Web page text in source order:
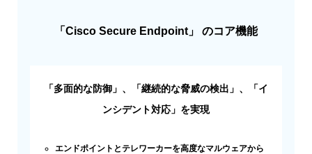
「Cisco Secure Endpoint」 のコア機能
「多面的な防御」、「継続的な脅威の検出」、「イ
ンシデント対応」を実現
エンドポイントとテレワーカーを高度なマルウェアから